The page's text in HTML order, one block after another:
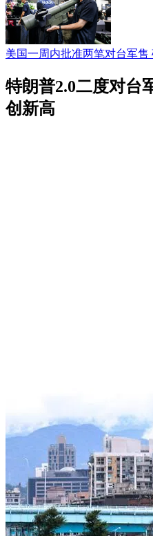
美国一周内批准两笔对台军
特朗普2.0二度对台
创新高